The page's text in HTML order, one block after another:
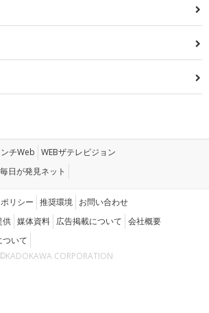
チWeb WEBザテレビジョン
毎日が発見ネット
リシー 推奨環境 お問い合わせ
供 媒体資料 広告掲載について 会社概要
いて
©KADOKAWA CORPORATION